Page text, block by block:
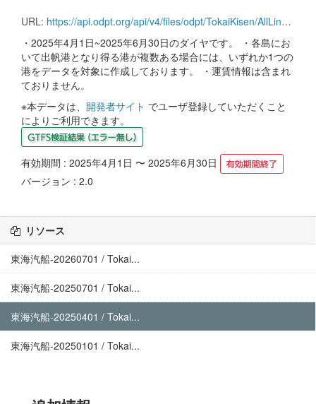
URL: https://api.odpt.org/api/v4/files/odpt/TokaiKisen/AllLines.zip?date=20250401&acl:consumerKey=[アクセストークン/YOUR_ACCESS_TOKEN]
・2025年4月1日~2025年6月30日のダイヤです。 ・各島にお
いて出帆港となり得る港が複数ある場合には、いずれか1つの
港をデータを対象に作成しております。 ・運賃情報は含まれ
ておりません。
※本データは、 開発者サイト でユーザ登録していただくこと
によりご利用できます。
有効期間 : 2025年4月1日 〜 2025年6月30日
バージョン : 2.0
リソース
東海汽船-20260701 / Tokai...
東海汽船-20250701 / Tokai...
東海汽船-20250401 / Tokai...
東海汽船-20250101 / Tokai...